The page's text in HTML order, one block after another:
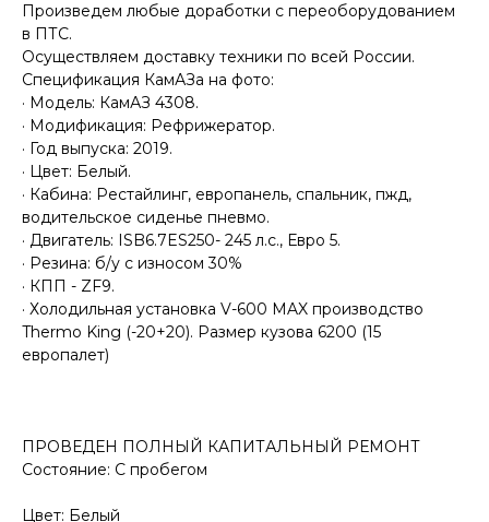
Произведем любые доработки с переоборудованием
в ПТС.
Осуществляем доставку техники по всей России.
Спецификация КамАЗа на фото:
· Модель: КамАЗ 4308.
· Модификация: Рефрижератор.
· Год выпуска: 2019.
· Цвет: Белый.
· Кабина: Рестайлинг, европанель, спальник, пжд,
водительское сиденье пневмо.
· Двигатель: ISB6.7ES250- 245 л.с., Евро 5.
· Резина: б/у с износом 30%
· КПП - ZF9.
· Холодильная установка V-600 MAX производство
Thermo King (-20+20). Размер кузова 6200 (15
европалет)
ПРОВЕДЕН ПОЛНЫЙ КАПИТАЛЬНЫЙ РЕМОНТ
Состояние: С пробегом
Цвет: Белый